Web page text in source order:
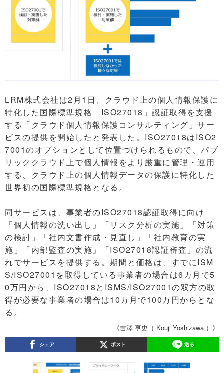
LRM株式会社は2月1日、クラウド上の個人情報保護に
特化した国際標準規格「ISO27018」認証取得を支援
する「クラウド個人情報保護コンサルティング」サー
ビスの提供を開始したと発表した。ISO27018はISO2
7001のオプションとして位置づけられるもので、パブ
リッククラウド上で個人情報をより厳重に管理・運用
する、クラウド上の個人情報データの保護に特化した
世界初の国際標準規格となる。
同サービスは、事業者のISO27018認証取得に向け
「個人情報の洗い出し」「リスク分析の実施」「対策
の検討」「社内文書作成・見直し」「社内教育の実
施」「内部監査の実施」「ISO27018認証審査」の流
れでサービスを提供する。期間と価格は、すでにISM
S/ISO27001を取得している事業者の場合は6カ月で5
0万円から、ISO27018とISMS/ISO27001の双方の取
得が必要な事業者の場合は10カ月で100万円からとな
る。
《吉澤 亨史（ Kouji Yoshizawa ）》
シェア ポスト 送る